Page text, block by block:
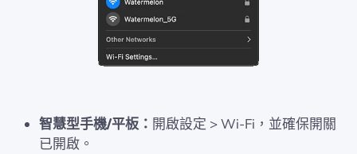
智慧型手機/平板： 開啟設定 > Wi-Fi，並確保開關
已開啟。